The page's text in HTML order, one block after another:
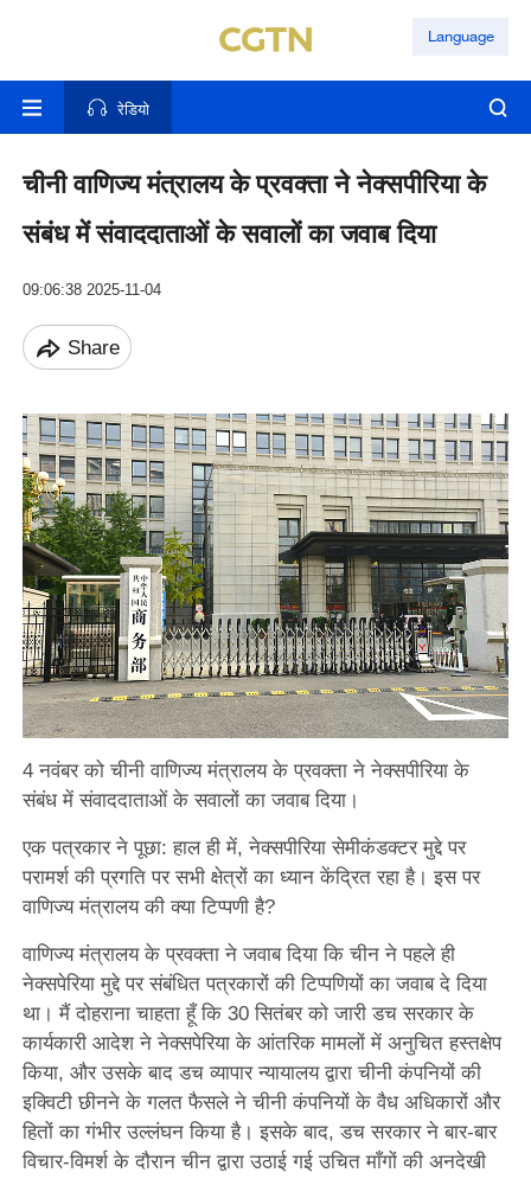
Language
रेडियो
चीनी वाणिज्य मंत्रालय के प्रवक्ता ने नेक्सपीरिया के
संबंध में संवाददाताओं के सवालों का जवाब दिया
09:06:38 2025-11-04
Share
4 नवंबर को चीनी वाणिज्य मंत्रालय के प्रवक्ता ने नेक्सपीरिया के
संबंध में संवाददाताओं के सवालों का जवाब दिया।
एक पत्रकार ने पूछा: हाल ही में, नेक्सपीरिया सेमीकंडक्टर मुद्दे पर
परामर्श की प्रगति पर सभी क्षेत्रों का ध्यान केंद्रित रहा है। इस पर
वाणिज्य मंत्रालय की क्या टिप्पणी है?
वाणिज्य मंत्रालय के प्रवक्ता ने जवाब दिया कि चीन ने पहले ही
नेक्सपेरिया मुद्दे पर संबंधित पत्रकारों की टिप्पणियों का जवाब दे दिया
था। मैं दोहराना चाहता हूँ कि 30 सितंबर को जारी डच सरकार के
कार्यकारी आदेश ने नेक्सपेरिया के आंतरिक मामलों में अनुचित हस्तक्षेप
किया, और उसके बाद डच व्यापार न्यायालय द्वारा चीनी कंपनियों की
इक्विटी छीनने के गलत फैसले ने चीनी कंपनियों के वैध अधिकारों और
हितों का गंभीर उल्लंघन किया है। इसके बाद, डच सरकार ने बार-बार
विचार-विमर्श के दौरान चीन द्वारा उठाई गई उचित माँगों की अनदेखी